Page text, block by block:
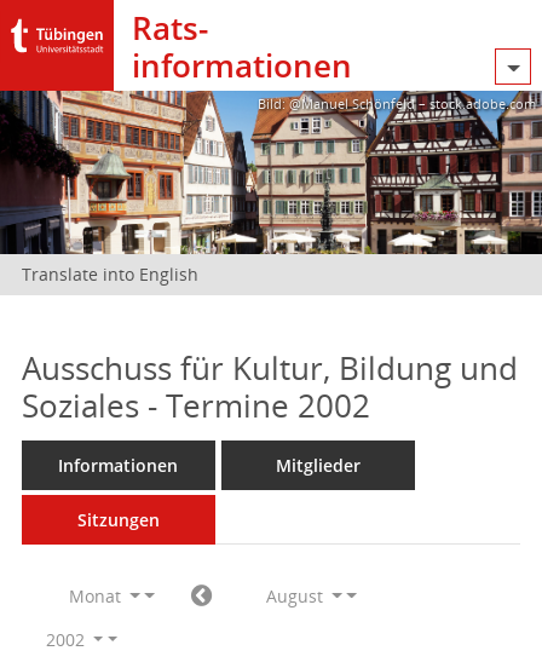
Rats­
informationen
Bild: @Manuel Schönfeld – stock.adobe.com
Translate into English
Ausschuss für Kultur, Bildung und
Soziales - Termine 2002
Informationen Mitglieder
Sitzungen
Monat
August
2002